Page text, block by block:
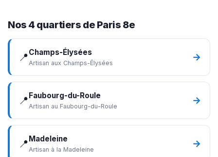
Nos 4 quartiers de Paris 8e
📍Champs-Élysées
Artisan aux Champs-Élysées →
📍Faubourg-du-Roule
Artisan au Faubourg-du-Roule →
📍Madeleine
Artisan à la Madeleine →